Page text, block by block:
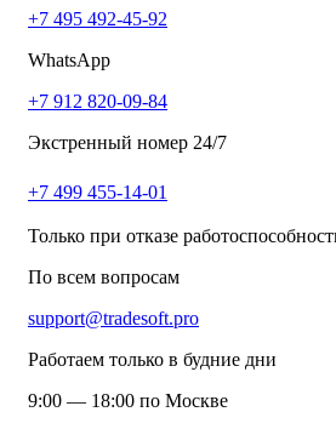
+7 495 492-45-92
WhatsApp
+7 912 820-09-84
Экстренный номер 24/7
+7 499 455-14-01
Только при отказе
По всем вопросам
support@tradesoft.pro
Работаем только в будние дни
9:00 — 18:00 по Москве